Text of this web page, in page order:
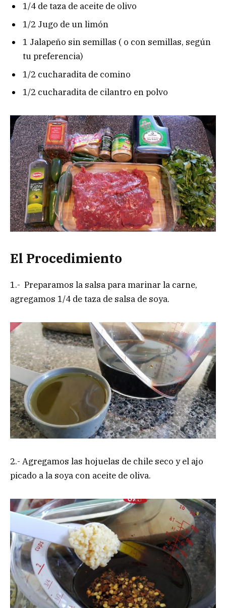
1/4 de taza de aceite de olivo
1/2 Jugo de un limón
1 Jalapeño sin semillas ( o con semillas, según
tu preferencia)
1/2 cucharadita de comino
1/2 cucharadita de cilantro en polvo
El Procedimiento
1.- Preparamos la salsa para marinar la carne,
agregamos 1/4 de taza de salsa de soya.
2.- Agregamos las hojuelas de chile seco y el ajo
picado a la soya con aceite de oliva.